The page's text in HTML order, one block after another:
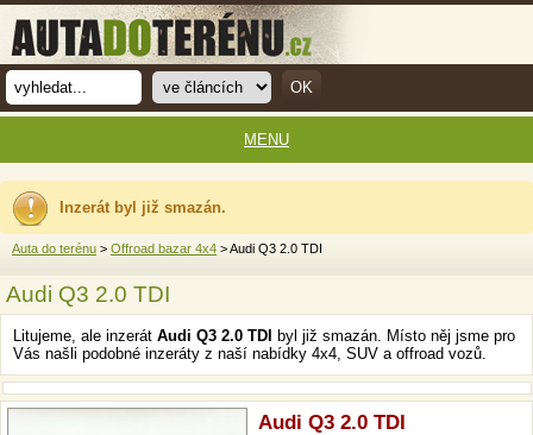
Inzerát byl již smazán.
Auta do terénu > Offroad bazar 4x4 > Audi Q3 2.0 TDI
Audi Q3 2.0 TDI
Litujeme, ale inzerát Audi Q3 2.0 TDI
byl již smazán. Místo něj jsme pro
Vás našli podobné inzeráty z naší nabídky 4x4, SUV a offroad vozů.
Audi Q3 2.0 TDI
MENU